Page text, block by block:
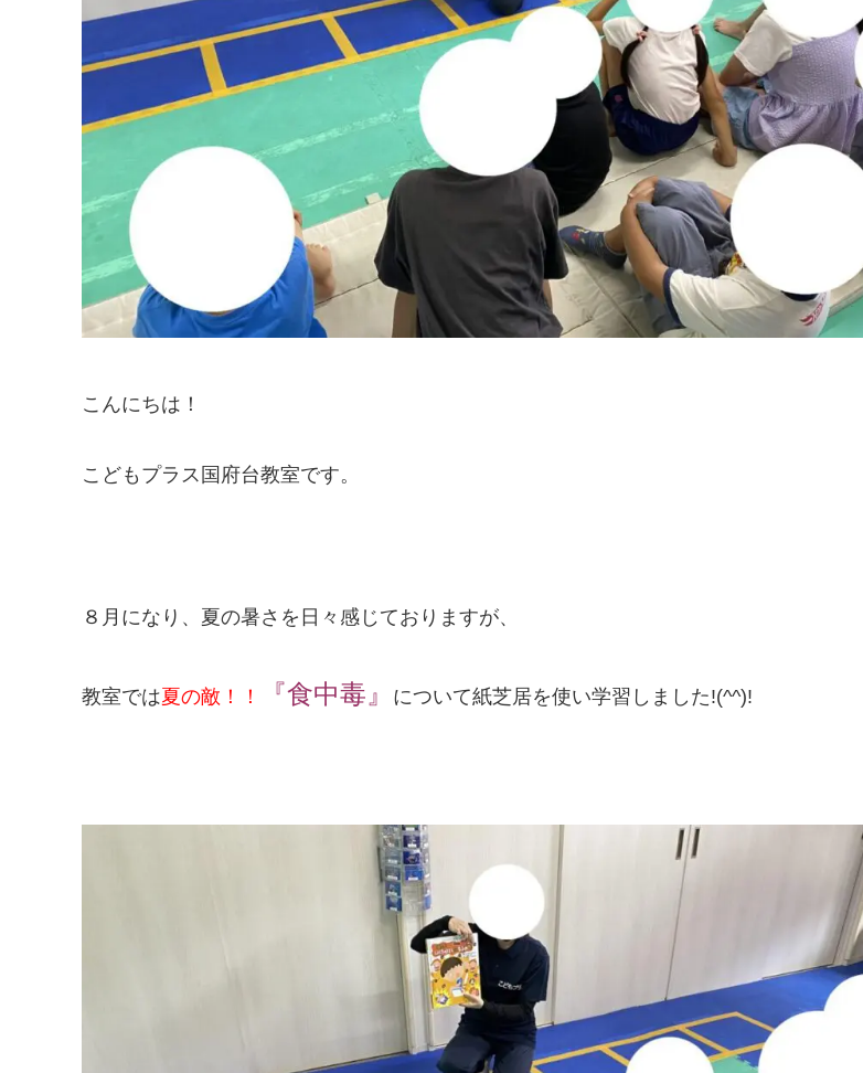
こんにちは！
こどもプラス国府台教室です。
８月になり、夏の暑さを日々感じておりますが、
教室では夏の敵！！ 『食中毒』 について紙芝居を使い学習しました!(^^)!